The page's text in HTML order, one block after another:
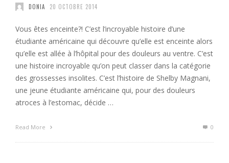
DONIA 20 OCTOBRE 2014
Vous êtes enceinte?! C’est l’incroyable histoire d’une
étudiante américaine qui découvre qu’elle est enceinte alors
qu’elle est allée à l’hôpital pour des douleurs au ventre. C’est
une histoire incroyable qu’on peut classer dans la catégorie
des grossesses insolites. C’est l’histoire de Shelby Magnani,
une jeune étudiante américaine qui, pour des douleurs
atroces à l’estomac, décide …
Read More 0